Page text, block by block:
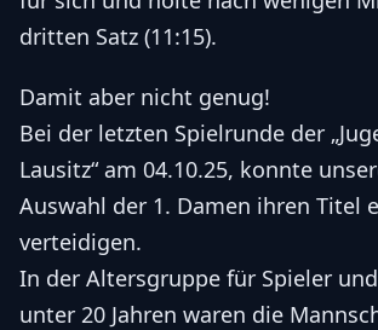
dritten Satz (11:15).
Damit aber nicht genug!
Bei der letzten Spielrunde der
Lausitz“ am 04.10.25, konnte
Auswahl der 1. Damen ihren Titel
verteidigen.
In der Altersgruppe für Spieler
unter 20 Jahren waren die